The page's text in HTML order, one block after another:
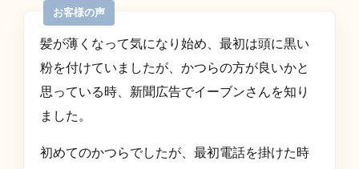
髪が薄くなって気になり始め、最初は頭に黒い
粉を付けていましたが、かつらの方が良いかと
思っている時、新聞広告でイーブンさんを知り
ました。
初めてのかつらでしたが、最初電話を掛けた時